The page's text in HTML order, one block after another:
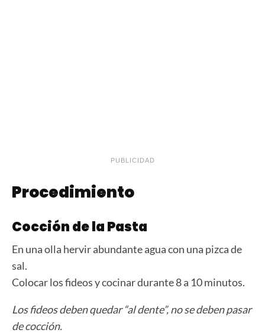
PUBLICIDAD
Procedimiento
Cocción de la Pasta
En una olla hervir abundante agua con una pizca de
sal.
Colocar los fideos y cocinar durante 8 a 10 minutos.
Los fideos deben quedar “al dente”, no se deben pasar
de cocción.